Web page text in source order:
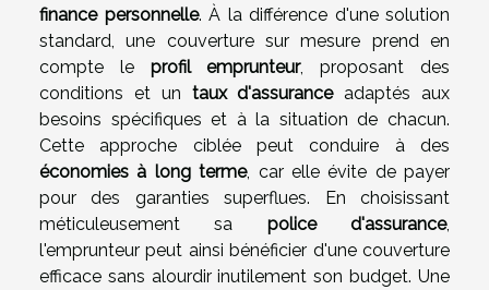
finance personnelle. À la différence d'une solution
standard, une couverture sur mesure prend en
compte le profil emprunteur, proposant des
conditions et un taux d'assuranceadaptés aux
besoins spécifiques et à la situation de chacun.
Cette approche ciblée peut conduire à des
économies à long terme, car elle évite de payer
pour des garanties superflues. En choisissant
méticuleusement sa police d'assurance,
l'emprunteur peut ainsi bénéficier d'une couverture
efficace sans alourdir inutilement son budget. Une